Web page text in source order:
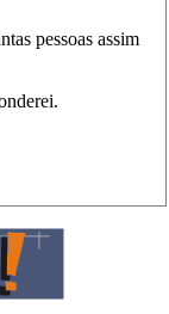
pessoas assim